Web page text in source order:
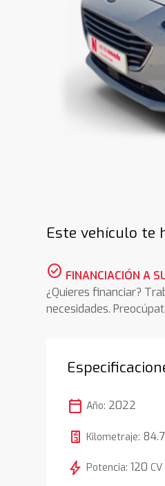
Este vehículo te
check_circle FINANCIACIÓN A
¿Quieres financiar?
necesidades.
calendar_today Año: 2022
Kilometraje:
bolt Potencia:120 CV